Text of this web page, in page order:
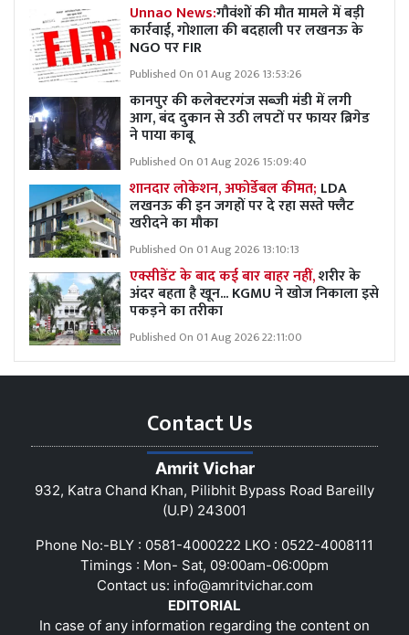
Unnao News:गौवंशों की मौत मामले में बड़ी
कार्रवाई, गोशाला की बदहाली पर लखनऊ के
NGO पर FIR
Published On 01 Aug 2026 13:53:26
कानपुर की कलेक्टरगंज सब्जी मंडी में लगी
आग, बंद दुकान से उठी लपटों पर फायर ब्रिगेड
ने पाया काबू
Published On 01 Aug 2026 15:09:40
शानदार लोकेशन, अफोर्डेबल कीमत; LDA
लखनऊ की इन जगहों पर दे रहा सस्ते फ्लैट
खरीदने का मौका
Published On 01 Aug 2026 13:10:13
एक्सीडेंट के बाद कई बार बाहर नहीं,शरीर के
अंदर बहता है खून... KGMU ने खोज निकाला इसे
पकड़ने का तरीका
Published On 01 Aug 2026 22:11:00
Contact Us
Amrit Vichar
932, Katra Chand Khan, Pilibhit Bypass Road Bareilly
(U.P) 243001
Phone No:-BLY : 0581-4000222 LKO : 0522-4008111
Timings : Mon- Sat, 09:00am-06:00pm
Contact us: info@amritvichar.com
EDITORIAL
In case of any information regarding the content on